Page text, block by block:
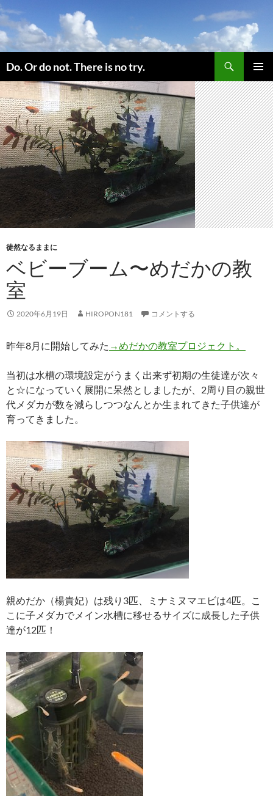
コ
ン
テ
ン
ツ
へ
ス
キ
ッ
プ
Do. Or do not. There is no try.
索
メインメ
ニュー
徒然なるままに
ベビーブーム〜めだかの教
室
2020年6月19日 HIROPON181 コメントする
昨年8月に開始してみた →めだかの教室プロジェクト。
当初は水槽の環境設定がうまく出来ず初期の生徒達が次々
と☆になっていく展開に呆然としましたが、2周り目の親世
代メダカが数を減らしつつなんとか生まれてきた子供達が
育ってきました。
親めだか（楊貴妃）は残り3匹、ミナミヌマエビは4匹。こ
こに子メダカでメイン水槽に移せるサイズに成長した子供
達が12匹！